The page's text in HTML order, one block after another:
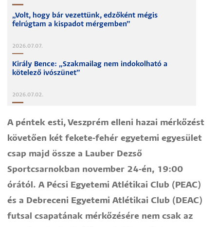
„Volt, hogy bár vezettünk, edzőként mégis
felrúgtam a kispadot mérgemben”
2026.07.07.
Király Bence: „Szakmailag nem indokolható a
kötelező ivószünet”
2026.07.02.
A péntek esti, Veszprém elleni hazai mérkőzést
követően két fekete-fehér egyetemi egyesület
csap majd össze a Lauber Dezső
Sportcsarnokban november 24-én, 19:00
órától. A Pécsi Egyetemi Atlétikai Club (PEAC)
és a Debreceni Egyetemi Atlétikai Club (DEAC)
futsal csapatának mérkőzésére nem csak az